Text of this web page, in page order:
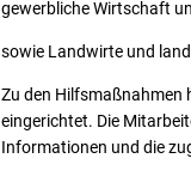
gewerbliche Wirtschaft
sowie Landwirte und
Zu den Hilfsmaßnahmen
eingerichtet. Die
Informationen und die